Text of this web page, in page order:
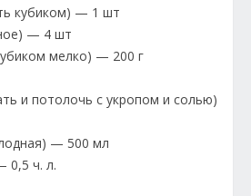
кубиком) — 1 шт
— 4 шт
мелко) — 200 г
и потолочь с укропом и солью)
— 500 мл
0,5 ч. л.